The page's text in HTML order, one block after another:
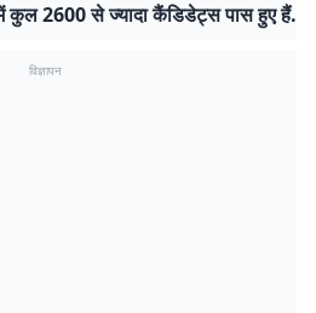
में कुल 2600 से ज्यादा कैंडिडेट्स पास हुए हैं.
विज्ञापन